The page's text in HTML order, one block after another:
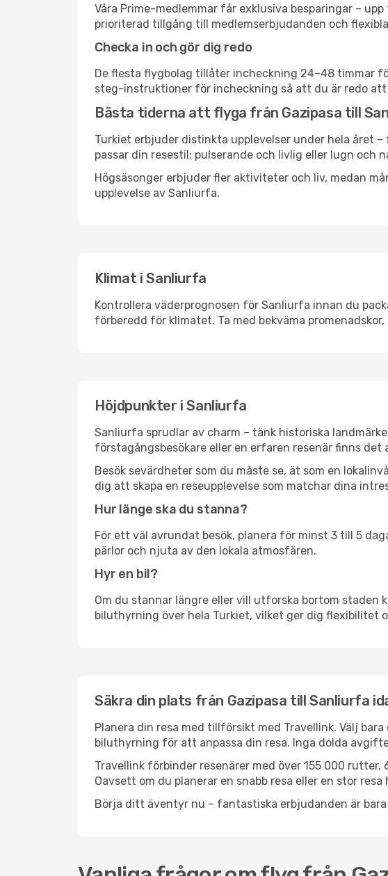
Våra Prime-medlemmar får exklusiva besparingar –
prioriterad tillgång till medlemserbjudanden och
Checka in och gör dig redo
De flesta flygbolag tillåter incheckning 24–48 timmar
steg-instruktioner för incheckning så att du är redo att
Bästa tiderna att flyga från Gazipasa till
Turkiet erbjuder distinkta upplevelser under hela året
passar din resestil: pulserande och livlig eller lugn och
Högsäsonger erbjuder fler aktiviteter och liv, medan
upplevelse av Sanliurfa.
Klimat i Sanliurfa
Kontrollera väderprognosen för Sanliurfa innan du
förberedd för klimatet. Ta med bekväma
Höjdpunkter i Sanliurfa
Sanliurfa sprudlar av charm – tänk historiska
förstagångsbesökare eller en erfaren resenär finns
Besök sevärdheter som du måste se, ät som en
dig att skapa en reseupplevelse som matchar dina
Hur länge ska du stanna?
För ett väl avrundat besök, planera för minst 3 till 5
pärlor och njuta av den lokala atmosfären.
Hyr en bil?
Om du stannar längre eller vill utforska bortom staden
biluthyrning över hela Turkiet, vilket ger dig flexibilitet
Säkra din plats från Gazipasa till Sanliurfa
Planera din resa med tillförsikt med Travellink. Välj
biluthyrning för att anpassa din resa. Inga dolda
Travellink förbinder resenärer med över 155 000
Oavsett om du planerar en snabb resa eller en stor
Börja ditt äventyr nu – fantastiska erbjudanden är